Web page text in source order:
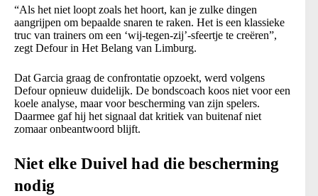
“Als het niet loopt zoals het hoort, kan je zulke dingen
aangrijpen om bepaalde snaren te raken. Het is een klassieke
truc van trainers om een ‘wij-tegen-zij’-sfeertje te creëren”,
zegt Defour in Het Belang van Limburg.
Dat Garcia graag de confrontatie opzoekt, werd volgens
Defour opnieuw duidelijk. De bondscoach koos niet voor een
koele analyse, maar voor bescherming van zijn spelers.
Daarmee gaf hij het signaal dat kritiek van buitenaf niet
zomaar onbeantwoord blijft.
Niet elke Duivel had die bescherming
nodig